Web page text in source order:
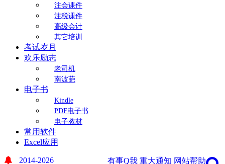
注会课件
注税课件
高级会计
其它培训
考试岁月
欢乐励志
老司机
南波葩
电子书
Kindle
PDF电子书
电子教材
常用软件
Excel应用
有事Q我 重大通知 网站帮助
2014-2026